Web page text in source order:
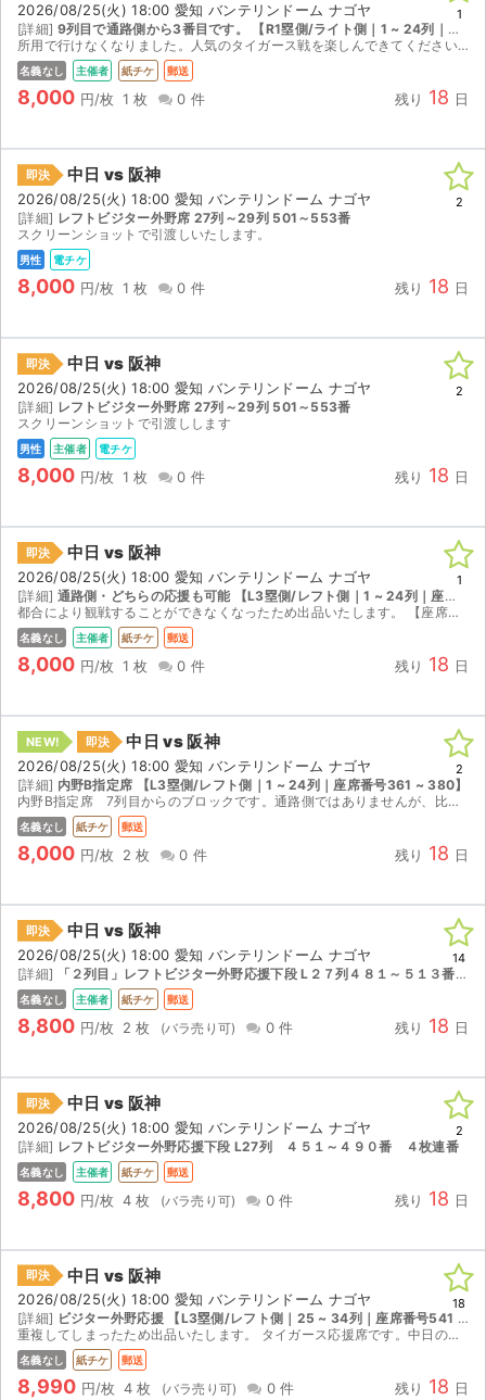
2026/08/25(火) 18:00 愛知 バンテリンドーム ナゴヤ
[詳細] 9列目で通路側から3番目です。 【R1塁側/ライト側｜1 ~ 24列｜座席番号281 ~ 300】
所用で行けなくなりました。人気のタイガース戦を楽しんできてください。
名義なし 主催者 紙チケ 郵送
8,000 円/枚 1 枚 0 件 残り 18 日
1
即決 中日 vs 阪神
2026/08/25(火) 18:00 愛知 バンテリンドーム ナゴヤ
[詳細] レフトビジター外野席 27列～29列 501～553番
スクリーンショットで引渡しいたします。
男性 電チケ
8,000 円/枚 1 枚 0 件 残り 18 日
2
即決 中日 vs 阪神
2026/08/25(火) 18:00 愛知 バンテリンドーム ナゴヤ
[詳細] レフトビジター外野席 27列～29列 501～553番
スクリーンショットで引渡しします
男性 主催者 電チケ
8,000 円/枚 1 枚 0 件 残り 18 日
2
即決 中日 vs 阪神
2026/08/25(火) 18:00 愛知 バンテリンドーム ナゴヤ
[詳細] 通路側・どちらの応援も可能 【L3塁側/レフト側｜1 ~ 24列｜座席番号401 ~ 420】
都合により観戦することができなくなったため出品いたします。 【座席情報】 ３塁側 内野指定席B1〜24列401〜420番（通路側） 見やすく出入りもしやすいお席です。 どちらのファンの方も座っ...
名義なし 主催者 紙チケ 郵送
8,000 円/枚 1 枚 0 件 残り 18 日
1
NEW! 即決 中日 vs 阪神
2026/08/25(火) 18:00 愛知 バンテリンドーム ナゴヤ
[詳細] 内野B指定席 【L3塁側/レフト側｜1 ~ 24列｜座席番号361 ~ 380】
内野B指定席 7列目からのブロックです。通路側ではありませんが、比較的通路側に近いです。 万が一、試合中止の場合は、手数料などを除いた金額を返金します。 ノークレーム、ノーリターンでお願いします。
名義なし 紙チケ 郵送
8,000 円/枚 2 枚 0 件 残り 18 日
2
即決 中日 vs 阪神
2026/08/25(火) 18:00 愛知 バンテリンドーム ナゴヤ
[詳細] 「２列目」レフトビジター外野応援下段 L２７列４８１～５１３番２～４枚連番
名義なし 主催者 紙チケ 郵送
8,800 円/枚 2 枚 0 件 残り 18 日
14
即決 中日 vs 阪神
2026/08/25(火) 18:00 愛知 バンテリンドーム ナゴヤ
[詳細] レフトビジター外野応援下段 L27列 ４５１～４９０番 ４枚連番
名義なし 主催者 紙チケ 郵送
8,800 円/枚 4 枚 0 件 残り 18 日
2
即決 中日 vs 阪神
2026/08/25(火) 18:00 愛知 バンテリンドーム ナゴヤ
[詳細] ビジター外野応援 【L3塁側/レフト側｜25 ~ 34列｜座席番号541 ~ 560】
重複してしまったため出品いたします。 タイガース応援席です。中日の応援はできません。
名義なし 紙チケ 郵送
8,990 円/枚 4 枚 0 件 残り 18 日
18